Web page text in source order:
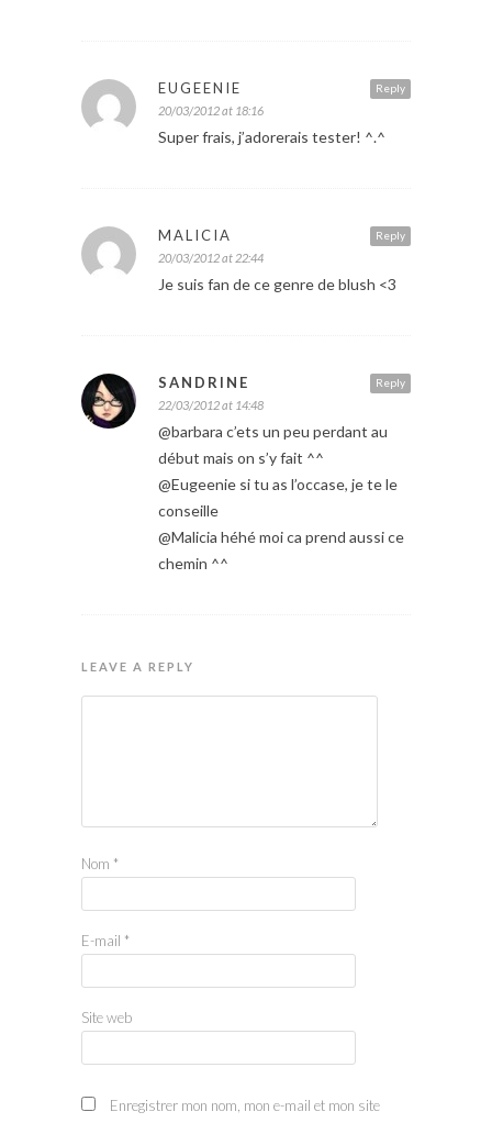
Reply
EUGEENIE
20/03/2012 at 18:16
Super frais, j’adorerais tester! ^.^
Reply
MALICIA
20/03/2012 at 22:44
Je suis fan de ce genre de blush <3
Reply
SANDRINE
22/03/2012 at 14:48
@barbara c’ets un peu perdant au
début mais on s’y fait ^^
@Eugeenie si tu as l’occase, je te le
conseille
@Malicia héhé moi ca prend aussi ce
chemin ^^
LEAVE A REPLY
Nom *
E-mail *
Site web
Enregistrer mon nom, mon e-mail et mon site